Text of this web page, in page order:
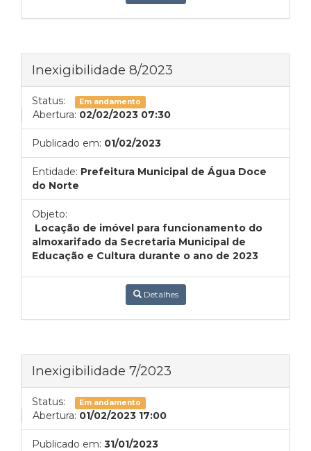
Inexigibilidade 8/2023
Status: Em andamento
Abertura: 02/02/2023 07:30
Publicado em: 01/02/2023
Entidade: Prefeitura Municipal de Água Doce
do Norte
Objeto:
Locação de imóvel para funcionamento do
almoxarifado da Secretaria Municipal de
Educação e Cultura durante o ano de 2023
Detalhes
Inexigibilidade 7/2023
Status: Em andamento
Abertura: 01/02/2023 17:00
Publicado em: 31/01/2023